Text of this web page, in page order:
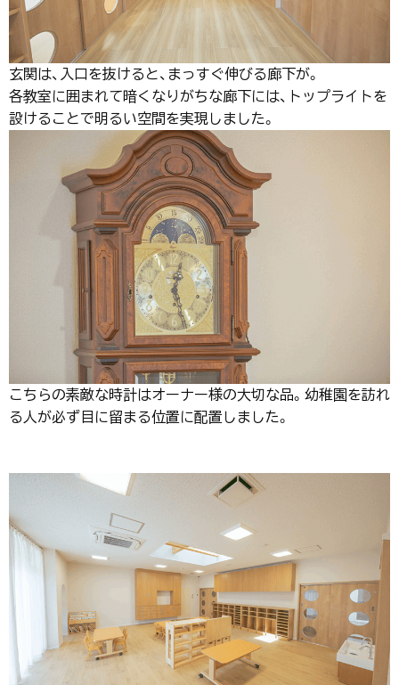
玄関は、入口を抜けると、まっすぐ伸びる廊下が。
各教室に囲まれて暗くなりがちな廊下には、トップライトを
設けることで明るい空間を実現しました。
こちらの素敵な時計はオーナー様の大切な品。幼稚園を訪れ
る人が必ず目に留まる位置に配置しました。